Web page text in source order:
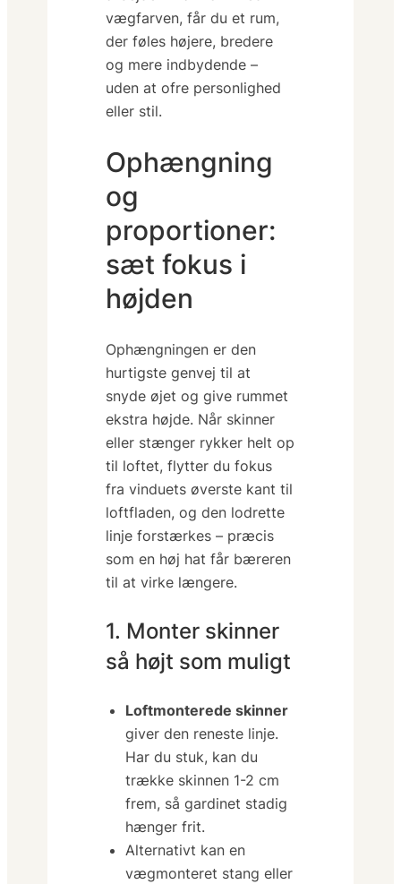
vægfarven, får du et rum,
der føles højere, bredere
og mere indbydende –
uden at ofre personlighed
eller stil.
Ophængning
og
proportioner:
sæt fokus i
højden
Ophængningen er den
hurtigste genvej til at
snyde øjet og give rummet
ekstra højde. Når skinner
eller stænger rykker helt op
til loftet, flytter du fokus
fra vinduets øverste kant til
loftfladen, og den lodrette
linje forstærkes – præcis
som en høj hat får bæreren
til at virke længere.
1. Monter skinner
så højt som muligt
Loftmonterede skinner
giver den reneste linje.
Har du stuk, kan du
trække skinnen 1-2 cm
frem, så gardinet stadig
hænger frit.
Alternativt kan en
vægmonteret stang eller